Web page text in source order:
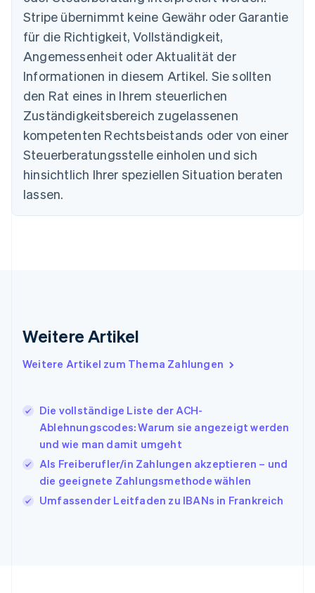
Stripe übernimmt keine Gewähr oder Garantie
für die Richtigkeit, Vollständigkeit,
Angemessenheit oder Aktualität der
Informationen in diesem Artikel. Sie sollten
den Rat eines in Ihrem steuerlichen
Zuständigkeitsbereich zugelassenen
kompetenten Rechtsbeistands oder von einer
Steuerberatungsstelle einholen und sich
hinsichtlich Ihrer speziellen Situation beraten
lassen.
Weitere Artikel
Weitere Artikel zum Thema Zahlungen
Die vollständige Liste der ACH-
Ablehnungscodes: Warum sie angezeigt werden
und wie man damit umgeht
Als Freiberufler/in Zahlungen akzeptieren – und
die geeignete Zahlungsmethode wählen
Umfassender Leitfaden zu IBANs in Frankreich
PortuguêsEnglish
Bulgarien
English
Dänemark
English
DeutschEnglish
Estland
English
Festlandchina
简体中文 English
Finnland
Frankreich
English
Italien
Italiano English
EnglishFrançais
Kroatien
EnglishItaliano
Lettland
Liechtenstein
DeutschEnglish